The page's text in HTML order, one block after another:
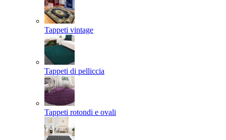
Tappeti vintage
Tappeti di pelliccia
Tappeti rotondi e ovali